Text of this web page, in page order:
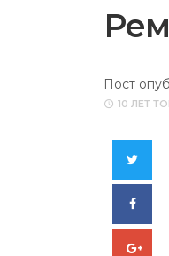
Пост
10 ЛЕТ